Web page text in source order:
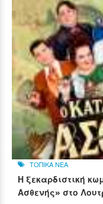
ΤΟΠΙΚΑ ΝΕΑ
Η ξεκαρδιστική
Ασθενής» στο